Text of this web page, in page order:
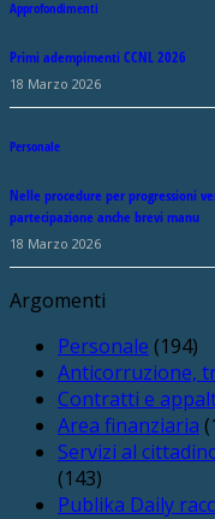
Approfondimenti
Primi adempimenti CCNL 2026
18 Marzo 2026
Personale
Nelle procedure per progressioni
partecipazione anche brevi manu
18 Marzo 2026
Argomenti
Personale (194)
Anticorruzione,
Contratti e
Area finanziaria
Servizi al
(143)
Publika Daily